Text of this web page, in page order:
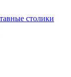
столики